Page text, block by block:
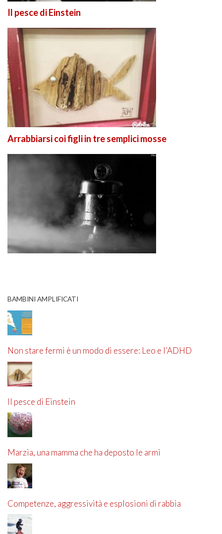
Il pesce di Einstein
Arrabbiarsi coi figli in tre semplici mosse
BAMBINI AMPLIFICATI
Non stare fermi è un modo di essere: Leo e l’ADHD
Il pesce di Einstein
Marzia, una mamma che ha deposto le armi
Competenze, aggressività e esplosioni di rabbia